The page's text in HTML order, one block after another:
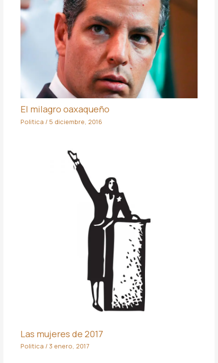
El milagro oaxaqueño
Politica / 5 diciembre, 2016
Las mujeres de 2017
Politica / 3 enero, 2017